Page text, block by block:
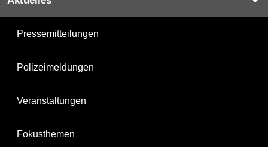
Pressemitteilungen
Polizeimeldungen
Veranstaltungen
Fokusthemen